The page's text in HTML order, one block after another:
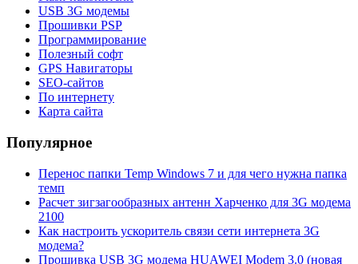
USB 3G модемы
Прошивки PSP
Программирование
Полезный софт
GPS Навигаторы
SEO-сайтов
По интернету
Карта сайта
Популярное
Перенос папки Temp Windows 7 и для чего нужна папка
темп
Расчет зигзагообразных антенн Харченко для 3G модема
2100
Как настроить ускоритель связи сети интернета 3G
модема?
Прошивка USB 3G модема HUAWEI Modem 3.0 (новая